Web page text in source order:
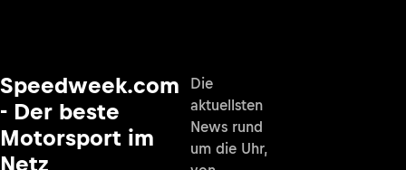
Speedweek.com
- Der beste
Motorsport im
Netz
Die
aktuellsten
News rund
um die Uhr,